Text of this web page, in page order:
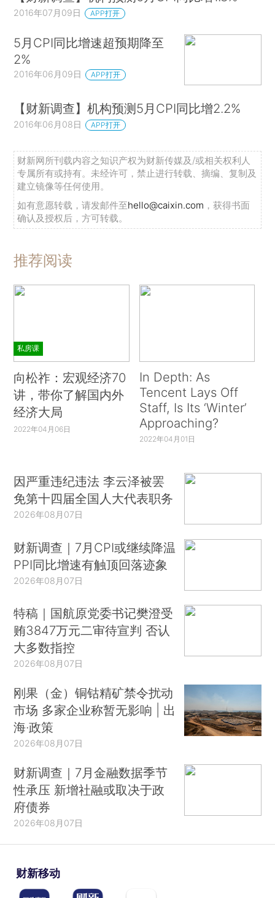
2016年07月09日 APP打开
5月CPI同比增速超预期降至
2%
2016年06月09日 APP打开
【财新调查】机构预测5月CPI同比增2.2%
2016年06月08日 APP打开
财新网所刊载内容之知识产权为财新传媒及/或相关权利人
专属所有或持有。未经许可，禁止进行转载、摘编、复制及
建立镜像等任何使用。
如有意愿转载，请发邮件至hello@caixin.com ，获得书面
确认及授权后，方可转载。
推荐阅读
私房课
向松祚：宏观经济70
讲，带你了解国内外
经济大局
2022年04月06日
In Depth: As
Tencent Lays Off
Staff, Is Its ‘Winter’
Approaching?
2022年04月01日
因严重违纪违法 李云泽被罢
免第十四届全国人大代表职务
2026年08月07日
财新调查｜7月CPI或继续降温
PPI同比增速有触顶回落迹象
2026年08月07日
特稿｜国航原党委书记樊澄受
贿3847万元二审待宣判 否认
大多数指控
2026年08月07日
刚果（金）铜钴精矿禁令扰动
市场 多家企业称暂无影响 | 出
海·政策
2026年08月07日
财新调查｜7月金融数据季节
性承压 新增社融或取决于政
府债券
2026年08月07日
财新移动